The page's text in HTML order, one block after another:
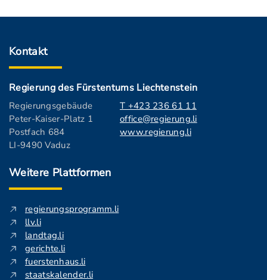
Kontakt
Regierung des Fürstentums Liechtenstein
Regierungsgebäude
Peter-Kaiser-Platz 1
Postfach 684
LI-9490 Vaduz
T +423 236 61 11
office@regierung.li
www.regierung.li
Weitere Plattformen
regierungsprogramm.li
llv.li
landtag.li
gerichte.li
fuerstenhaus.li
staatskalender.li